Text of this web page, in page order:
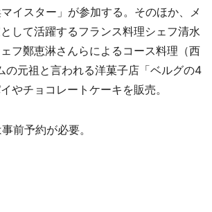
イスター」が参加する。そのほか、メ
して活躍するフランス料理シェフ清水
フ鄭恵淋さんらによるコース料理（西
元祖と言われる洋菓子店「ベルグの4
やチョコレートケーキを販売。
前予約が必要。